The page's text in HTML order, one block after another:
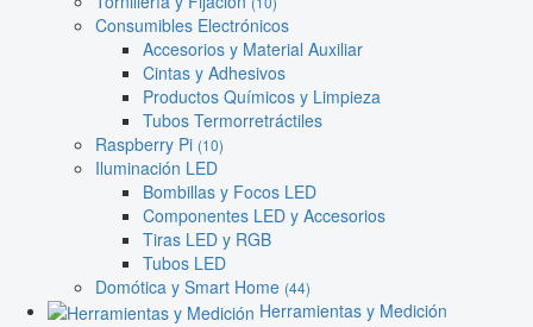
Consumibles Electrónicos
Accesorios y Material Auxiliar
Cintas y Adhesivos
Productos Químicos y Limpieza
Tubos Termorretráctiles
Raspberry Pi (10)
Iluminación LED
Bombillas y Focos LED
Componentes LED y Accesorios
Tiras LED y RGB
Tubos LED
Domótica y Smart Home (44)
Herramientas y Medición